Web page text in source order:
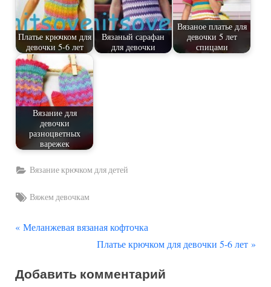
Платье крючком для
девочки 5-6 лет
Вязаный сарафан
для девочки
Вязаное платье для
девочки 5 лет
спицами
Вязание для
девочки
разноцветных
варежек
Вязание крючком для детей
Tags:
Вяжем девочкам
Навигация
записям
П
д
Меланжевая вязаная кофточка
С
е
Платье крючком для девочки 5-6 лет
Добавить комментарий